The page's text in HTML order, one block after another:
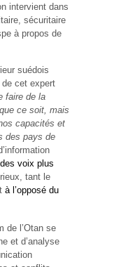
intervient dans
sécuritaire
à propos de
suédois
cet expert
faire de la
ce soit, mais
capacités et
des pays de
des voix plus
tant le
à l’opposé du
de l’Otan se
et d’analyse